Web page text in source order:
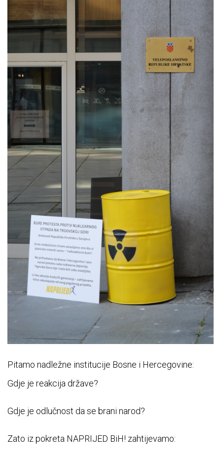
Pitamo nadležne institucije Bosne i Hercegovine:
Gdje je reakcija države?
Gdje je odlučnost da se brani narod?
Zato iz pokreta NAPRIJED BiH! zahtijevamo: